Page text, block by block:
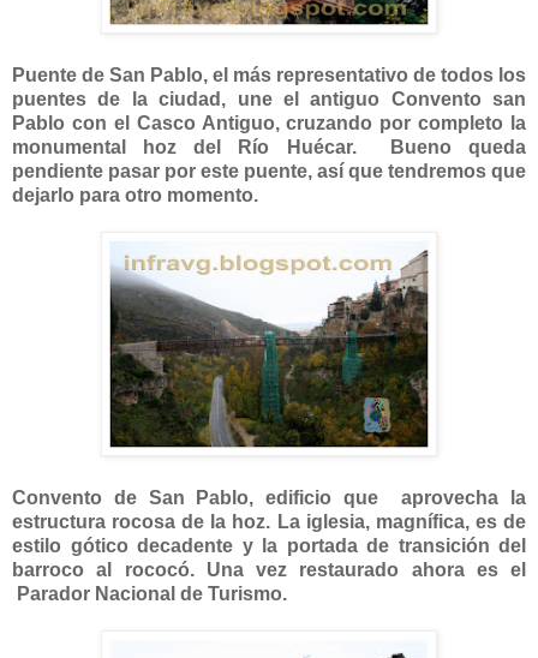
Puente de San Pablo, el más representativo de todos los
puentes de la ciudad, une el antiguo Convento san
Pablo con el Casco Antiguo, cruzando por completo la
monumental hoz del Río Huécar. Bueno queda
pendiente pasar por este puente, así que tendremos que
dejarlo para otro momento.
Convento de San Pablo, edificio que aprovecha la
estructura rocosa de la hoz. La iglesia, magnífica, es de
estilo gótico decadente y la portada de transición del
barroco al rococó. Una vez restaurado ahora es el
Parador Nacional de Turismo.